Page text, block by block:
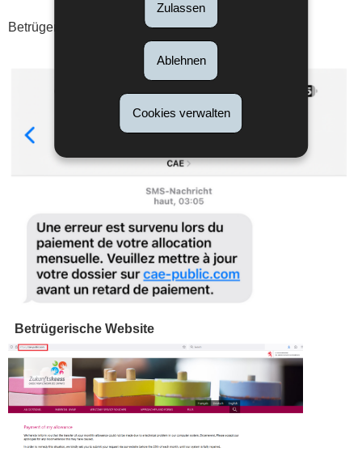
Zulassen
Ablehnen
Cookies verwalten
Betrügerische SMS :
Betrügerische Website